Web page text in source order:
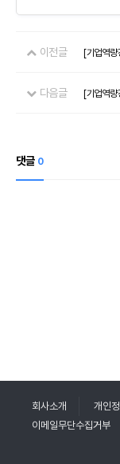
이전글 [기업역량
다음글 [기업역량
댓글 0
회사소개 개인
이메일무단수집거부